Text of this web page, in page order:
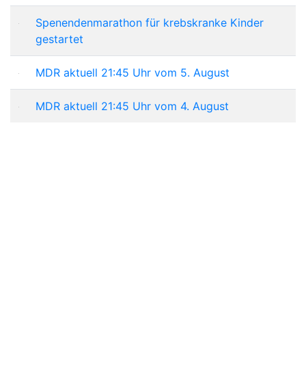
Spenendenmarathon für krebskranke Kinder
gestartet
MDR aktuell 21:45 Uhr vom 5. August
MDR aktuell 21:45 Uhr vom 4. August